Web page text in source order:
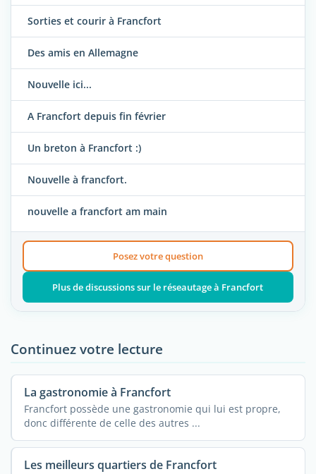
Sorties et courir à Francfort
Des amis en Allemagne
Nouvelle ici...
A Francfort depuis fin février
Un breton à Francfort :)
Nouvelle à francfort.
nouvelle a francfort am main
Posez votre question
Plus de discussions sur le réseautage à Francfort
Continuez votre lecture
La gastronomie à Francfort
Francfort possède une gastronomie qui lui est propre,
donc différente de celle des autres ...
Les meilleurs quartiers de Francfort